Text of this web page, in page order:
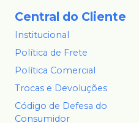
Central do Cliente
Institucional
Política de Frete
Política Comercial
Trocas e Devoluções
Código de Defesa do
Consumidor